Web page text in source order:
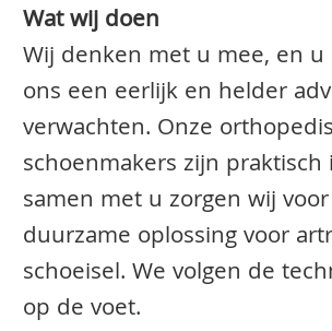
Wat wij doen
Wij denken met u mee, en u
ons een eerlijk en helder
verwachten. Onze
schoenmakers zijn praktisch
samen met u zorgen wij
duurzame oplossing voor
schoeisel. We volgen de
op de voet.